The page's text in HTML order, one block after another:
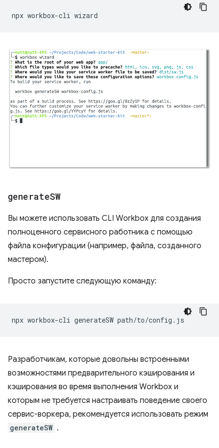
npx workbox-cli
generateSW
Вы можете использовать CLI Workbox для создания
полноценного сервисного работника с помощью
файла конфигурации (например, файла, созданного
мастером).
Просто запустите следующую команду:
npx workbox-cli generateSW
Разработчикам, которые довольны встроенными
возможностями предварительного кэширования и
кэширования во время выполнения Workbox и
которым не требуется настраивать поведение своего
сервис-воркера, рекомендуется использовать режим
generateSW .